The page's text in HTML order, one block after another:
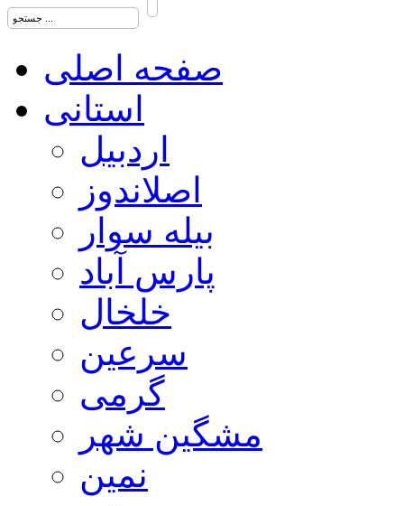
صفحه اصلی
استانی
اردبیل
اصلاندوز
بیله سوار
پارس آباد
خلخال
سرعین
گرمی
مشگین شهر
نمین